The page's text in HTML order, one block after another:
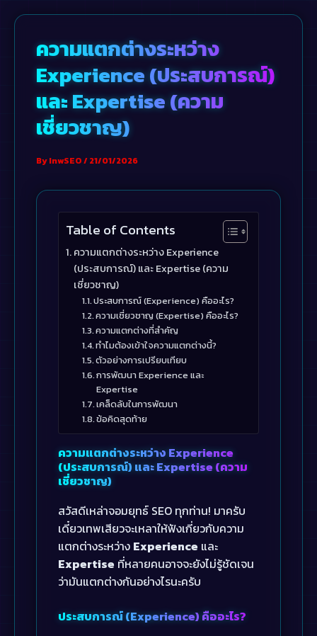
contentความแตกต่างระหว่าง
Experience (ประสบการณ์)
และ Expertise (ความ
เชี่ยวชาญ)
ByInwSEO/21/01/2026
Table of Contents
ความแตกต่างระหว่าง Experience
(ประสบการณ์) และ Expertise (ความ
เชี่ยวชาญ)
ประสบการณ์ (Experience) คืออะไร?
ความเชี่ยวชาญ (Expertise) คืออะไร?
ความแตกต่างที่สำคัญ
ทำไมต้องเข้าใจความแตกต่างนี้?
ตัวอย่างการเปรียบเทียบ
การพัฒนา Experience และ
Expertise
เคล็ดลับในการพัฒนา
ข้อคิดสุดท้าย
ความแตกต่างระหว่าง Experience
(ประสบการณ์) และ Expertise (ความ
เชี่ยวชาญ)
สวัสดีเหล่าจอมยุทธ์ SEO ทุกท่าน! มาครับ
เดี๋ยวเทพเสียวจะเหลาให้ฟังเกี่ยวกับความ
แตกต่างระหว่าง Experience และ
Expertise ที่หลายคนอาจจะยังไม่รู้ชัดเจน
ว่ามันแตกต่างกันอย่างไรนะครับ
ประสบการณ์ (Experience) คืออะไร?